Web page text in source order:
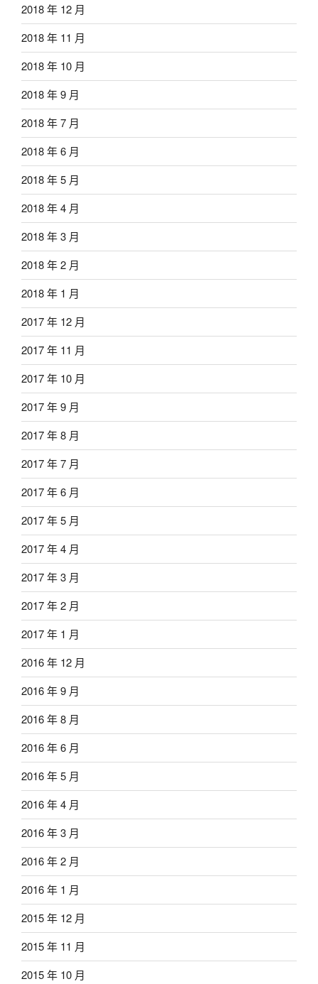
2018 年 12 月
2018 年 11 月
2018 年 10 月
2018 年 9 月
2018 年 7 月
2018 年 6 月
2018 年 5 月
2018 年 4 月
2018 年 3 月
2018 年 2 月
2018 年 1 月
2017 年 12 月
2017 年 11 月
2017 年 10 月
2017 年 9 月
2017 年 8 月
2017 年 7 月
2017 年 6 月
2017 年 5 月
2017 年 4 月
2017 年 3 月
2017 年 2 月
2017 年 1 月
2016 年 12 月
2016 年 9 月
2016 年 8 月
2016 年 6 月
2016 年 5 月
2016 年 4 月
2016 年 3 月
2016 年 2 月
2016 年 1 月
2015 年 12 月
2015 年 11 月
2015 年 10 月